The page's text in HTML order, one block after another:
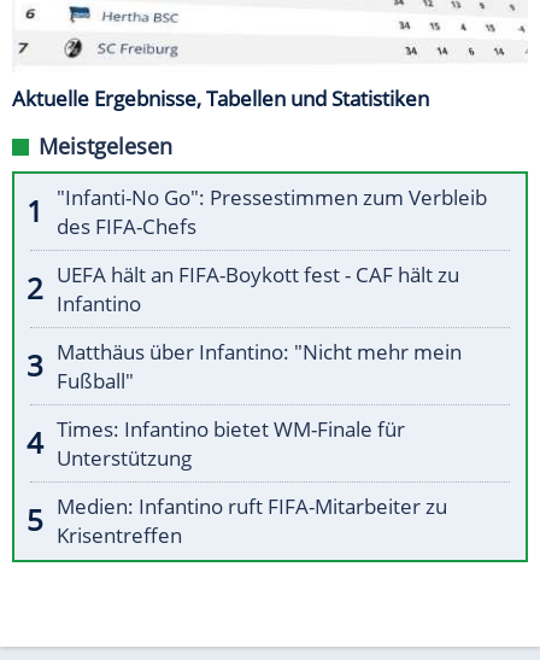
Aktuelle Ergebnisse, Tabellen und Statistiken
Meistgelesen
"Infanti-No Go": Pressestimmen zum Verbleib
des FIFA-Chefs
UEFA hält an FIFA-Boykott fest - CAF hält zu
Infantino
Matthäus über Infantino: "Nicht mehr mein
Fußball"
Times: Infantino bietet WM-Finale für
Unterstützung
Medien: Infantino ruft FIFA-Mitarbeiter zu
Krisentreffen